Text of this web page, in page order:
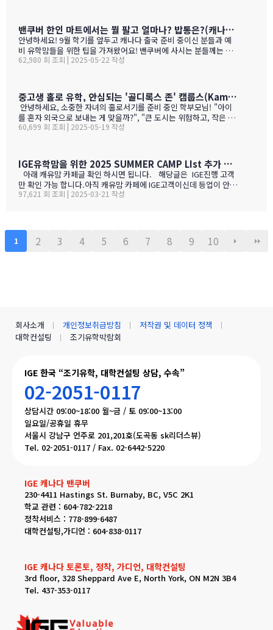
나가 술을 마트,편의점에서 팔지 않고 따로 리쿼스토어나 와인 N 비
어 스토어만 가야 살수 있다는 것이죠.하여간 이번에는 BC와인 장점
을 한번 알아볼게요. GPT가 정리 해본 글이에요. 한번 보세요.그리고
어떤 와인이 있나? 아래 사진으로 함 보세요.ㅎㅎ 그리고 밴쿠버에서
파는 한국 소주 종류와 가격도 함 보세요. 당연 한국보다 비싸죠!!!1.
0-15 % 길고, 일교차가 커 산도가 살아 있음. 서늘한 밤 덕분에 과일
향이 …
밴쿠버 한인 마트에서는 뭘 팔고 얼마나? 밥통은?(캐나다 출국 준비 중이신 분들과 예비 유학맘들을 위한)
안녕하세요! 9월 학기를 앞두고 캐나다 출국 준비 중이신 분들과 예
비 유학맘들을 위한 팁을 가져왔어요! 밴쿠버에 사시는 분들께는 이
미 익숙한 정보일 수도 있지만, 처음 가시는 분들께는 정말 유용할 거
하지만, 밴쿠버 지역에서는 한남마트도 있죠. (홍보글 절대 아님 ㅋ
ㅋ)사진들을 보시면서 가격대와 어떤 물건들이 있는지 미리 체크해
보세요!특히 주목할 점은 전기밥솥인데요, 한국에서 가져간 제품은
전압이 달라서 사용할 수 없어서 어쩔 수 없이 현지에서 새로 구입해
야 하는 것중 하나 일수 있죠? 하기는 요새는 워낙 밥들을 먹지 않다
62,980 회 조회 | 2025-05-22 작성
중고생 홀로 유학, 안심되는 '골디록스 존' 캠룹스(Kamloops)가 정답입니다
를 혼자 외국으로 보내는 게 맞을까?", "큰 도시는 위험하고, 작은 도
시는 교육환경이 부족할까?" 이런 고민으로 밤잠 설치시죠? 오늘은
록스 존이란 '너무 크지도 작지도 않은, 딱 적당한 환경'을 말해요. 아
이 혼자 유학가기에 캠룹스가 딱 맞는 이유, 함께 알아볼까요? ?️ 아
이 혼자서도 쉽게 적응할 수 있는 도시 규모 인구 약 1…
60,699 회 조회 | 2025-05-19 작성
IGE유학맘을 위한 2025 SUMMER CAMP LIst 추가 되었습니다.
아래 캐유맘 카페글 확인 하시면 됩니다. 해당글은 IGE진행 고객
만 확인 가능 합니다.아직 캐유맘 카페에 IGE고객이신데 등업이 안된
분들은 등업 신청 해주시기 바랍니다. 해당글 바로 가기 --> http
97,621 회 조회 | 2025-03-21 작성
1 2 3 4 5 6 7 8 9 10
IGE 한국 “조기유학, 대학컨설팅 상담, 수속”
02-2051-0117
상담시간 09:00~18:00 월~금 / 토 09:00~13:00
일요일/공휴일 휴무
서울시 강남구 언주로 201,201호(도곡동 sk리더스뷰)
Tel. 02-2051-0117 / Fax. 02-6442-5220
IGE 캐나다 밴쿠버
230-4411 Hastings St. Burnaby, BC, V5C 2K1
학교 관련 : 604-782-2218
정착서비스 : 778-899-6487
대학컨설팅,가디언 : 604-838-0117
IGE 캐나다 토론토, 정착, 가디언, 대학컨설팅
3rd floor, 328 Sheppard Ave E, North York, ON M2N 3B4
Tel. 437-353-0117
회사소개 개인정보취급방침
저작권 및 데이터 정책
대학컨설팅
조기유학박람회